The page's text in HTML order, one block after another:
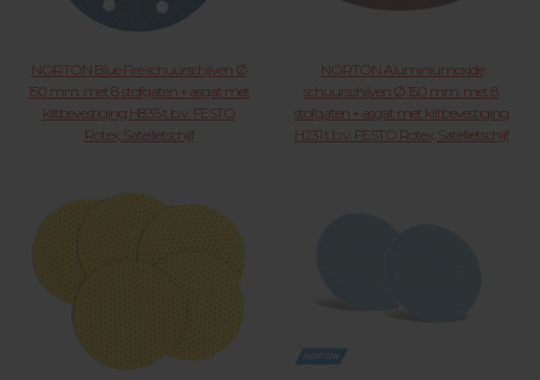
NORTON Blue Fire schuurschijven Ø
150 mm. met 8 stofgaten + asgat met
klitbevestiging H835 t.b.v. FESTO
Rotex, Satellietschijf
NORTON Aluminiumoxide
schuurschijven Ø 150 mm. met 8
stofgaten + asgat met klitbevestiging
H231 t.b.v. FESTO Rotex, Satellietschijf